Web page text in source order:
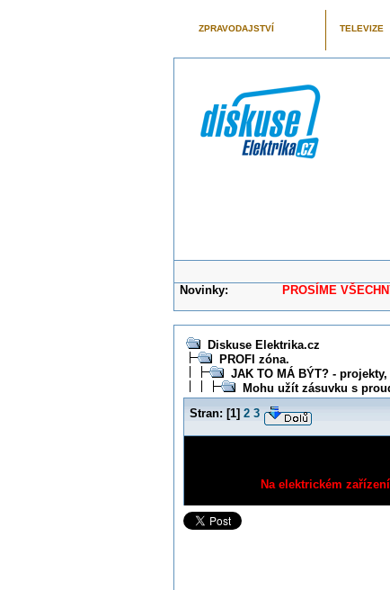
ZPRAVODAJSTVÍ TELEVIZE
Novinky: PROSÍME VŠECHNY
Diskuse Elektrika.cz
PROFI zóna.
JAK TO MÁ BÝT? -
Mohu užít zásuvku s
Stran: [1] 2 3
Na elektrickém